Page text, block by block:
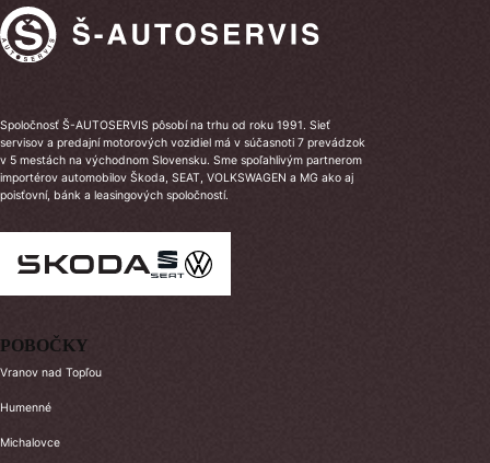
Spoločnosť Š-AUTOSERVIS pôsobí na trhu od roku 1991. Sieť
servisov a predajní motorových vozidiel má v súčasnoti 7 prevádzok
v 5 mestách na východnom Slovensku. Sme spoľahlivým partnerom
importérov automobilov Škoda, SEAT, VOLKSWAGEN a MG ako aj
poisťovní, bánk a leasingových spoločností.
POBOČKY
Vranov nad Topľou
Humenné
Michalovce